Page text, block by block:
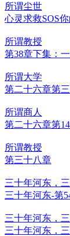
所谓尘世
心灵求救SOS
所谓教授
第38章下集：
所谓大学
第二十六章第
所谓商人
第二十六章第
所谓教授
第三十八章
三十年河东，
三十年河东-第
三十年河东，
三十年河东，